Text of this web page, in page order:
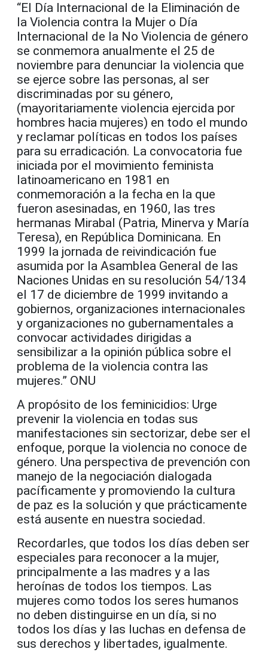
“El Día Internacional de la Eliminación de
la Violencia contra la Mujer o Día
Internacional de la No Violencia de género
se conmemora anualmente el 25 de
noviembre para denunciar la violencia que
se ejerce sobre las personas, al ser
discriminadas por su género,
(mayoritariamente violencia ejercida por
hombres hacia mujeres) en todo el mundo
y reclamar políticas en todos los países
para su erradicación. La convocatoria fue
iniciada por el movimiento feminista
latinoamericano en 1981 en
conmemoración a la fecha en la que
fueron asesinadas, en 1960, las tres
hermanas Mirabal (Patria, Minerva y María
Teresa), en República Dominicana. En
1999 la jornada de reivindicación fue
asumida por la Asamblea General de las
Naciones Unidas en su resolución 54/134
el 17 de diciembre de 1999 invitando a
gobiernos, organizaciones internacionales
y organizaciones no gubernamentales a
convocar actividades dirigidas a
sensibilizar a la opinión pública sobre el
problema de la violencia contra las
mujeres.” ONU
A propósito de los feminicidios: Urge
prevenir la violencia en todas sus
manifestaciones sin sectorizar, debe ser el
enfoque, porque la violencia no conoce de
género. Una perspectiva de prevención con
manejo de la negociación dialogada
pacíficamente y promoviendo la cultura
de paz es la solución y que prácticamente
está ausente en nuestra sociedad.
Recordarles, que todos los días deben ser
especiales para reconocer a la mujer,
principalmente a las madres y a las
heroínas de todos los tiempos. Las
mujeres como todos los seres humanos
no deben distinguirse en un día, si no
todos los días y las luchas en defensa de
sus derechos y libertades, igualmente.